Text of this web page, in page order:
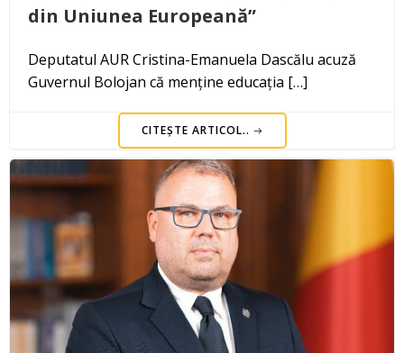
din Uniunea Europeană”
Deputatul AUR Cristina-Emanuela Dascălu acuză
Guvernul Bolojan că menține educația […]
CITEȘTE ARTICOL..